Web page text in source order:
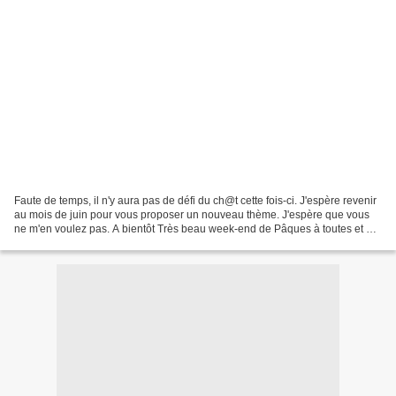
Faute de temps, il n'y aura pas de défi du ch@t cette fois-ci. J'espère revenir
au mois de juin pour vous proposer un nouveau thème. J'espère que vous
ne m'en voulez pas. A bientôt Très beau week-end de Pâques à toutes et à